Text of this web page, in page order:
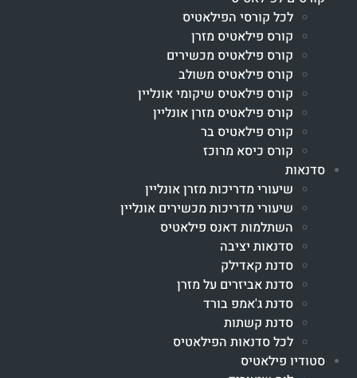
לכל קורסי הפילאטיס
קורס פילאטיס מזרן
קורס פילאטיס מכשירים
קורס פילאטיס משולב
קורס פילאטיס שיקומי אונליין
קורס פילאטיס מזרן אונליין
קורס פילאטיס בר
קורס כיסא מרוכז
סדנאות
שיעורי מדריכות מזרן אונליין
שיעורי מדריכות מכשירים אונליין
השתלמות דאנס פילאטיס
סדנאות יציבה
סדנת קאדילק
סדנת אביזרים על מזרן
סדנת ג'אמפ בורד
סדנת קשתות
לכל סדנאות הפילאטיס
סטודיו פילאטיס